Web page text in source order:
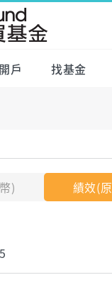
開戶 找基金
) 績效(